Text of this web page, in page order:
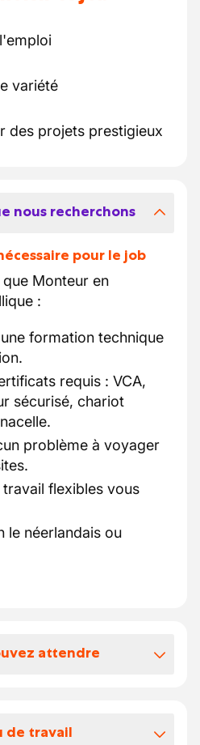
variété
des projets prestigieux
nous recherchons
pour le job
Monteur en
:
formation technique
requis : VCA,
sécurisé, chariot
problème à voyager
flexibles vous
le néerlandais ou
attendre
selon les barèmes
de travail